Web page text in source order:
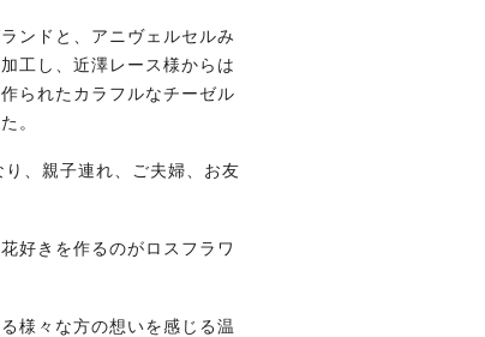
ンドと、アニヴェルセルみ
工し、近澤レース様からは
られたカラフルなチーゼル
。
、親子連れ、ご夫婦、お友
好きを作るのがロスフラワ
様々な方の想いを感じる温